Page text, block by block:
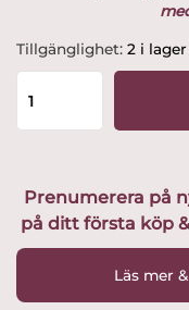
Tillgänglighet: 2 i lager
Orrefors
-
Karolina
6
Whiskey
glas
Prenumerera på
på ditt första köp
Läs mer